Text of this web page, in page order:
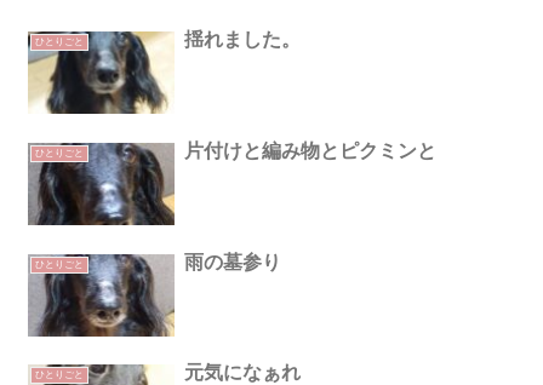
ひとりごと 揺れました。
ひとりごと 片付けと編み物とピクミンと
ひとりごと 雨の墓参り
ひとりごと 元気になぁれ